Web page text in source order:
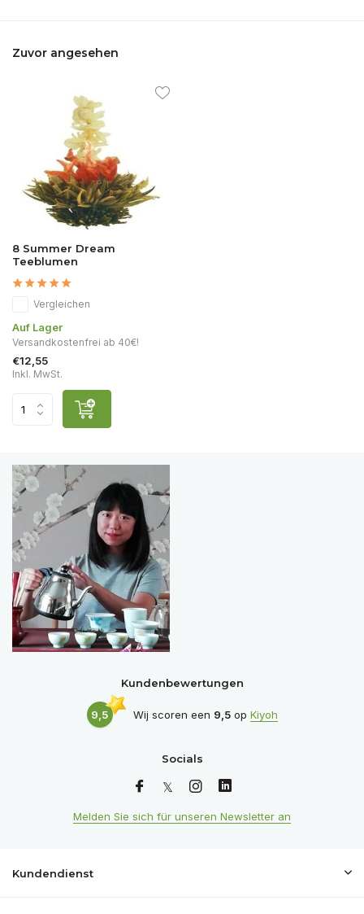
Zuvor angesehen
8 Summer Dream
Teeblumen
Vergleichen
Auf Lager
Versandkostenfrei ab 40€!
€12,55
Inkl. MwSt.
Kundenbewertungen
9,5 Wij scoren een 9,5op Kiyoh
Socials
Melden Sie sich für unseren Newsletter an
Kundendienst